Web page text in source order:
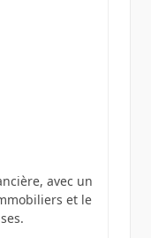
avec un
et le